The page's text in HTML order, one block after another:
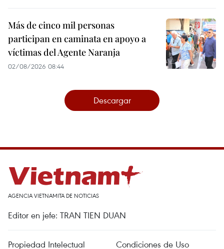
Más de cinco mil personas
participan en caminata en apoyo a
víctimas del Agente Naranja
02/08/2026 08:44
Descargar
AGENCIA VIETNAMITA DE NOTICIAS
Editor en jefe: TRAN TIEN DUAN
Propiedad Intelectual Condiciones de Uso